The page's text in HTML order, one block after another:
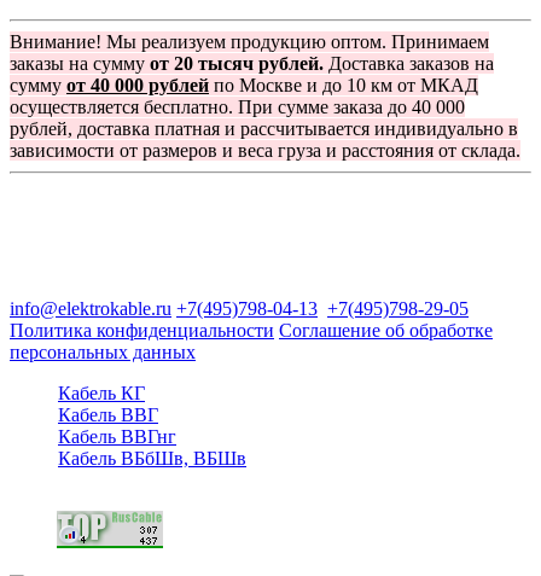
Внимание! Мы реализуем продукцию оптом. Принимаем
заказы на сумму от 20 тысяч рублей. Доставка заказов на
сумму от 40 000 рублей по Москве и до 10 км от МКАД
осуществляется бесплатно. При сумме заказа до 40 000
рублей, доставка платная и рассчитывается индивидуально в
зависимости от размеров и веса груза и расстояния от склада.
info@elektrokable.ru +7(495)798-04-13 +7(495)798-29-05
Политика конфиденциальности Соглашение об обработке
персональных данных
Кабель КГ
Кабель ВВГ
Кабель ВВГнг
Кабель ВБбШв, ВБШв